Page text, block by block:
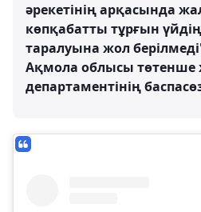
әрекетінің арқасында
көпқабатты тұрғын
таралуына жол
Ақмола облысы төтенше
департаментінің